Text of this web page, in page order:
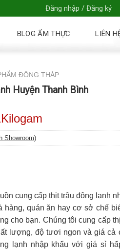
Đăng nhập / Đăng ký
BLOG ẨM THỰC LIÊN
ĐỒNG THÁP
Huyện Thanh Bình
Showroom)
cung cấp thịt trâu đông lạnh
hàng, quán ăn hay cơ sở chế
cho bạn. Chúng tôi cung cấp
lượng, độ tươi ngon và giá cả
lạnh nhập khẩu với giá sỉ